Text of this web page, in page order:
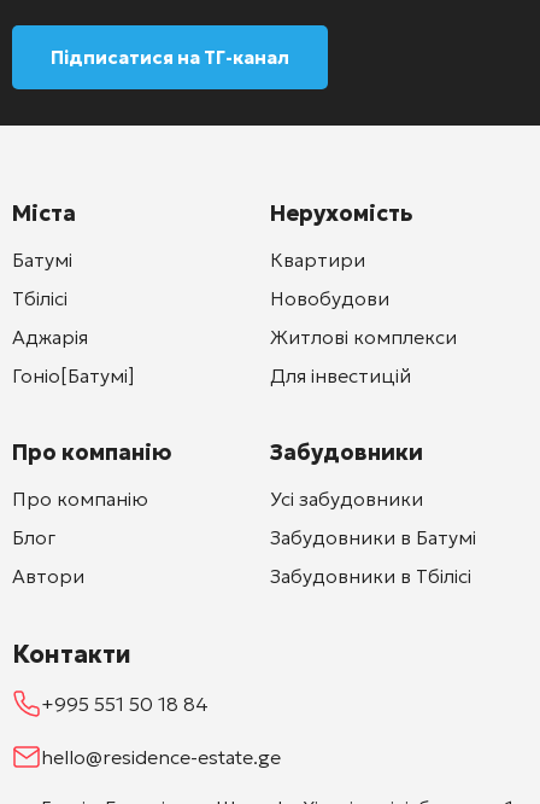
Підписатися на ТГ-канал
Міста
Батумі
Тбілісі
Аджарія
Гоніо[Батумі]
Про компанію
Про компанію
Блог
Автори
Нерухомість
Квартири
Новобудови
Житлові комплекси
Для інвестицій
Забудовники
Усі забудовники
Забудовники в Батумі
Забудовники в Тбілісі
Контакти
+995 551 50 18 84
hello@residence-estate.ge